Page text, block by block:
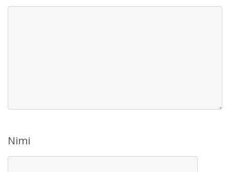
Nimi